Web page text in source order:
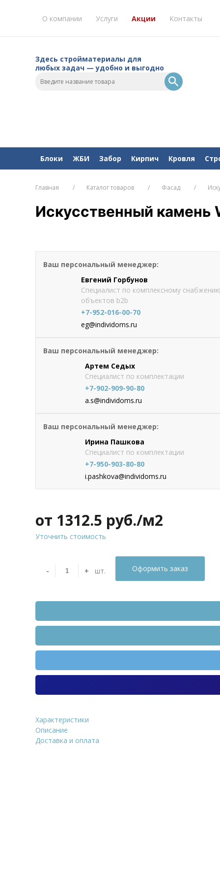
О компании Услуги Акции Контакты
Здесь стройматериалы для
любых задач — удобно и выгодно
Блоки ЖБИ Забор Кирпич Кровля
Главная Каталог товаров Фасад
Искусственный камень
Искусственный камень White
от 1312.5руб./м2
Ваш персональный менеджер:
Евгений Горбунов
Специалист по комплексному снабжению
объектов b2b
+7-952-016-00-70
eg@individoms.ru
Ваш персональный менеджер:
Артем Седых
Специалист по комплектации
+7-902-909-90-80
a.s@individoms.ru
Ваш персональный менеджер:
Ирина Пашкова
Специалист по комплектации
+7-950-903-80-80
i.pashkova@individoms.ru
от 1312.5 руб./м2
Уточнить стоимость
- + шт.
Оформить заказ
Характеристики
Описание
Доставка и оплата